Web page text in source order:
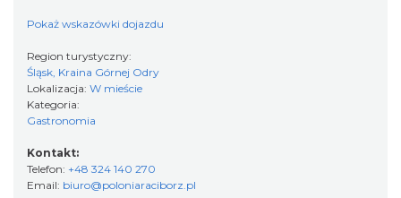
Pokaż wskazówki dojazdu
Region turystyczny:
Śląsk, Kraina Górnej Odry
Lokalizacja: W mieście
Kategoria:
Gastronomia
Kontakt:
Telefon: +48 324 140 270
Email: biuro@poloniaraciborz.pl